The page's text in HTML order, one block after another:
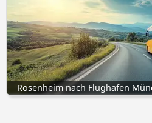
Rosenheim nach Flughafen